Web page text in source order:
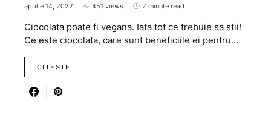
aprilie 14, 2022 451 views 2 minute read
Ciocolata poate fi vegana. Iata tot ce trebuie sa stii!
Ce este ciocolata, care sunt beneficiile ei pentru…
CITESTE